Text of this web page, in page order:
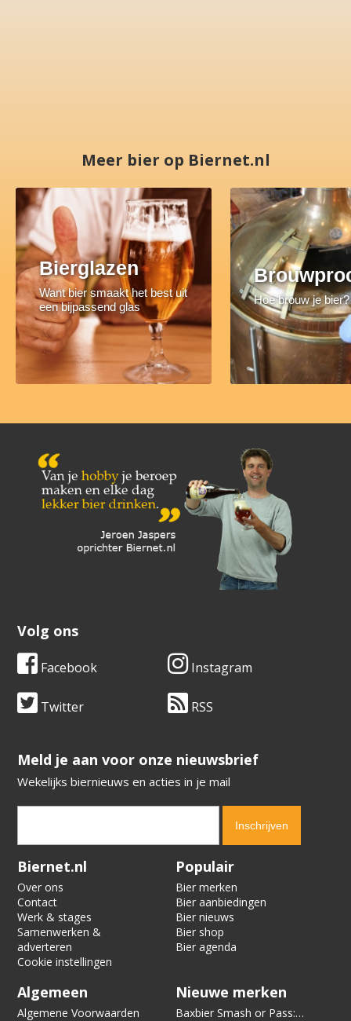
Meer bier op Biernet.nl
Bierglazen
Want bier smaakt het best uit
een bijpassend glas
Hoe brouw je bier?
Volg ons
Facebook Instagram
Twitter RSS
​​​​​​​Meld je aan voor onze nieuwsbrief
Wekelijks biernieuws en acties in je mail
Verification code:
Biernet.nl
Over ons
Contact
Werk & stages
Samenwerken &
adverteren
Cookie instellingen
Populair
Bier merken
Bier aanbiedingen
Bier nieuws
Bier shop
Bier agenda
Algemeen
Algemene Voorwaarden
Nieuwe merken
Baxbier Smash or Pass: